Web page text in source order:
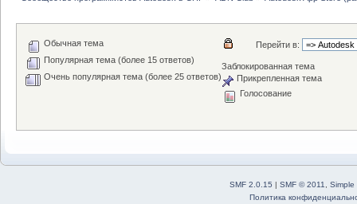
Перейти в:
Обычная тема
Популярная тема (более 15 ответов)
Очень популярная тема (более 25 ответов)
Заблокированная тема
Прикрепленная тема
Голосование
SMF 2.0.15 | SMF © 2011, Simple
Политика